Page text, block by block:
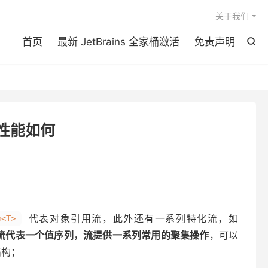

首页 最新 JetBrains 全家桶激活 免责声明
关于我们
能如何
代表对象引用流，此外还有一系列特化流，如
代表一个值序列，流提供一系列常用的聚集操作，可以
；